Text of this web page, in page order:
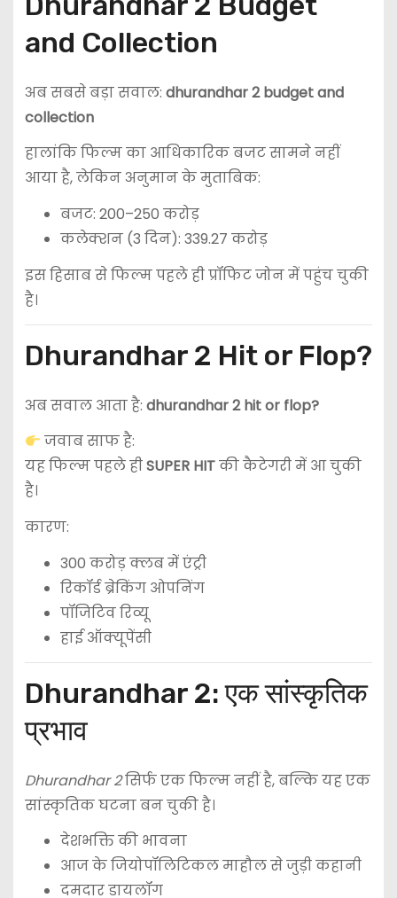
and Collection
अब सबसे बड़ा सवाल: dhurandhar 2 budget and
collection
हालांकि फिल्म का आधिकारिक बजट सामने नहीं
आया है, लेकिन अनुमान के मुताबिक:
बजट: 200–250 करोड़
कलेक्शन (3 दिन): 339.27 करोड़
इस हिसाब से फिल्म पहले ही प्रॉफिट जोन में पहुंच चुकी
है।
Dhurandhar 2 Hit or Flop?
अब सवाल आता है: dhurandhar 2 hit or flop?
जवाब साफ है:
यह फिल्म पहले हीSUPER HITकी कैटेगरी में आ चुकी
है।
कारण:
300 करोड़ क्लब में एंट्री
रिकॉर्ड ब्रेकिंग ओपनिंग
पॉजिटिव रिव्यू
हाई ऑक्यूपेंसी
Dhurandhar 2: एक सांस्कृतिक
प्रभाव
Dhurandhar 2सिर्फ एक फिल्म नहीं है, बल्कि यह एक
सांस्कृतिक घटना बन चुकी है।
देशभक्ति की भावना
आज के जियोपॉलिटिकल माहौल से जुड़ी कहानी
दमदार डायलॉग